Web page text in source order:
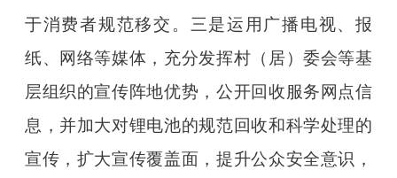
于消费者规范移交。三是运用广播电视、报
纸、网络等媒体，充分发挥村（居）委会等基
层组织的宣传阵地优势，公开回收服务网点信
息，并加大对锂电池的规范回收和科学处理的
宣传，扩大宣传覆盖面，提升公众安全意识，